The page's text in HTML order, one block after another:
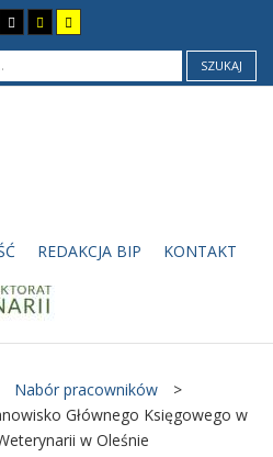
SZUKAJ
REDAKCJA BIP KONTAKT
Nabór pracowników
>
Głównego Księgowego w
w Oleśnie